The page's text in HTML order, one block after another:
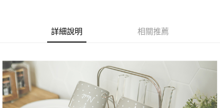
1.本服務由台灣大哥大提供，台灣大哥大用戶可立即使用無須另外申請。
2.付款方式選擇「大哥付你分期」，訂單成立後會自動跳轉到大哥付的交易
成交易。
3.實際核准額度、可分期數及費用金額請依後續交易確認頁面所載為準。
4.訂單成立30分鐘內，如未前往確認交易或遇審核未通過，訂單將自動取
消。如遇「轉專審核」未通過狀況，表示未達大哥付你分期系統評分，恕無
法說明評估內容。
【繳款方式說明】
AFTEE先享後付
AFTEE先享後付是「在收到商品之後才付款」的支付方式。 讓您購物簡單
便利好安心！
１．簡單：不需註冊會員、不需綁卡、不需儲值。
２．便利：只要手機號碼，簡訊認證，即可結帳。
３．安心：先確認商品／服務後，再付款。
ATM付款
運送方式
全家取貨付款
詳細說明 相關推薦